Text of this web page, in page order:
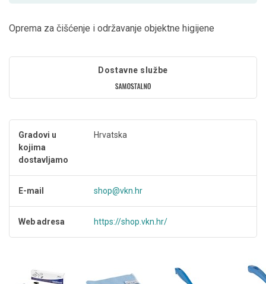
Oprema za čišćenje i održavanje objektne higijene
Dostavne službe
Gradovi u
kojima
dostavljamo
Hrvatska
E-mail shop@vkn.hr
Web adresa https://shop.vkn.hr/